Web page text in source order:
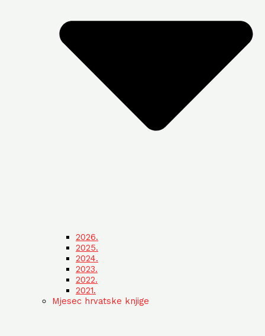
2026.
2025.
2024.
2023.
2022.
2021.
Mjesec hrvatske knjige